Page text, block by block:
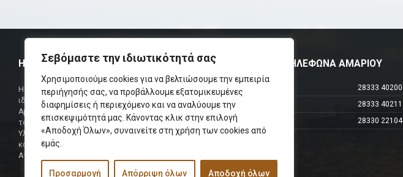
Σεβόμαστε την ιδιωτικότητά σας
Χρησιμοποιούμε cookies για να βελτιώσουμε την εμπειρία
περιήγησής σας, να προβάλλουμε εξατομικευμένες
διαφημίσεις ή περιεχόμενο και να αναλύουμε την
επισκεψιμότητά μας. Κάνοντας κλικ στην επιλογή
«Αποδοχή Όλων», συναινείτε στη χρήση των cookies από
εμάς.
Προσαρμογή Απόρριψη όλων Αποδοχή όλων
Η ΟΜΟΣΠΟΝΔΙΑ
Η Ομοσπονδία Σωματείων Επαρχίας Αμαρίου
ιδρύθηκε και πήρε τη θέση της Ένωσης
Αμαριωτών, που λειτουργούσε από το 1966 μέχρι
το 1984.
Υλοποιήθηκε σε συνεργασία των μελών του Δ.Σ
και των Δ.Σ των Αμαριώτικων Σωματείων της
Αττικής.
ΧΡΗΣΙΜΑ ΤΗΛΕΦΩΝΑ ΑΜΑΡΙΟΥ
Τηλεφωνικό Κέντρο
28333 40200
Δήμαρχος
28333 40211
Φαξ
28330 22104